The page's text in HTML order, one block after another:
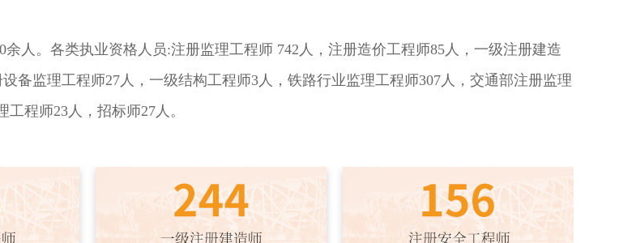
人。各类执业资格人员:注册监理工程师 742人，注册造价工程师85人，一级注册建造
备监理工程师27人，一级结构工程师3人，铁路行业监理工程师307人，交通部注册监理
程师23人，招标师27人。